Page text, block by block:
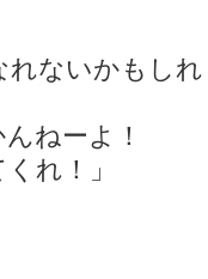
ないかもし
ねーよ！
れ！」